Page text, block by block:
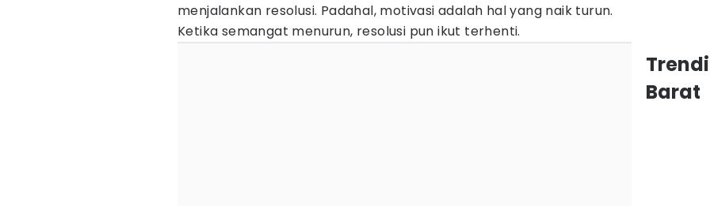
menjalankan resolusi. Padahal, motivasi adalah hal yang naik turun.
Ketika semangat menurun, resolusi pun ikut terhenti.
Barat